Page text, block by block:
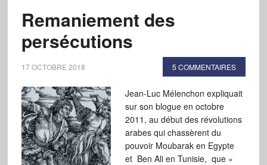
Remaniement des
persécutions
17 OCTOBRE 2018 5 COMMENTAIRES
Jean-Luc Mélenchon expliquait
sur son blogue en octobre
2011, au début des révolutions
arabes qui chassèrent du
pouvoir Moubarak en Egypte
et Ben Ali en Tunisie, que «